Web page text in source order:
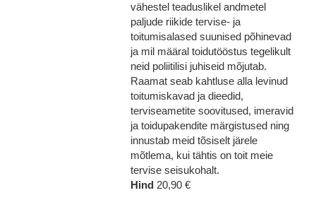
vähestel teaduslikel andmetel
paljude riikide tervise- ja
toitumisalased suunised põhinevad
ja mil määral toidutööstus tegelikult
neid poliitilisi juhiseid mõjutab.
Raamat seab kahtluse alla levinud
toitumiskavad ja dieedid,
terviseametite soovitused, imeravid
ja toidupakendite märgistused ning
innustab meid tõsiselt järele
mõtlema, kui tähtis on toit meie
tervise seisukohalt.
Hind 20,90 €